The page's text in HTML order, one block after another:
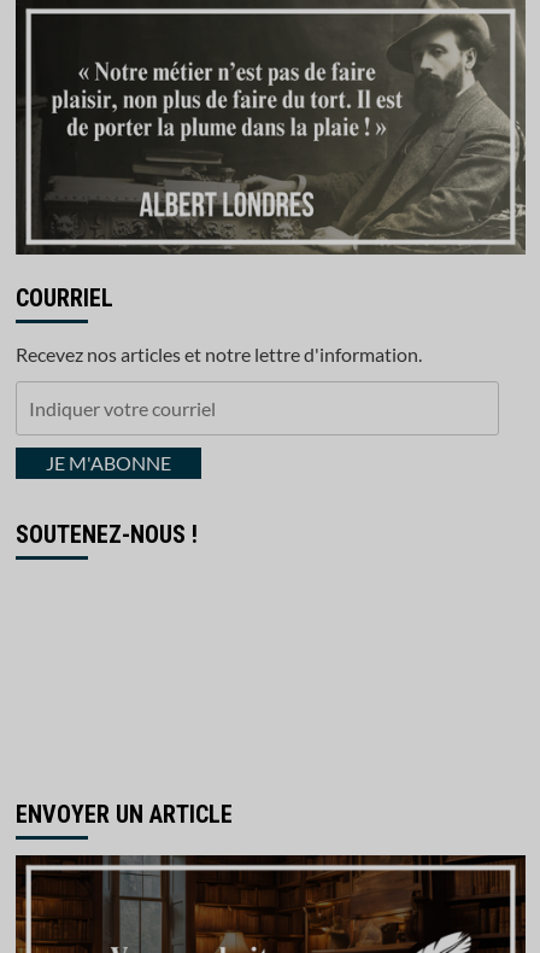
COURRIEL
Recevez nos articles et notre lettre d'information.
courrielJE M'ABONNE
SOUTENEZ-NOUS !
ENVOYER UN ARTICLE